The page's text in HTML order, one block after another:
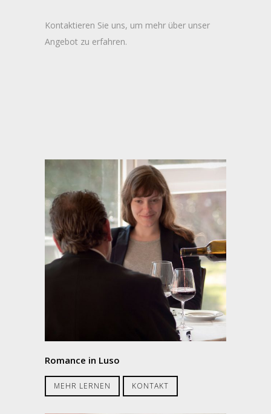
Kontaktieren Sie uns, um mehr über unser
Angebot zu erfahren.
Romance in Luso
MEHR LERNEN KONTAKT